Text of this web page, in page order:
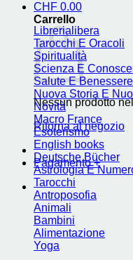
CHF 0.00
Carrello
Nessun prodotto
Ritorna al negozio
Pagamento +
Librerialibera
Tarocchi E Oracoli
Spiritualità
Scienza E
Salute E Benessere
Nuova Storia E
Novità
Macro France
Esoterismo
English books
Deutsche Bücher
Astrologia E
Tarocchi
Antroposofia
Animali
Bambini
Alimentazione
Yoga